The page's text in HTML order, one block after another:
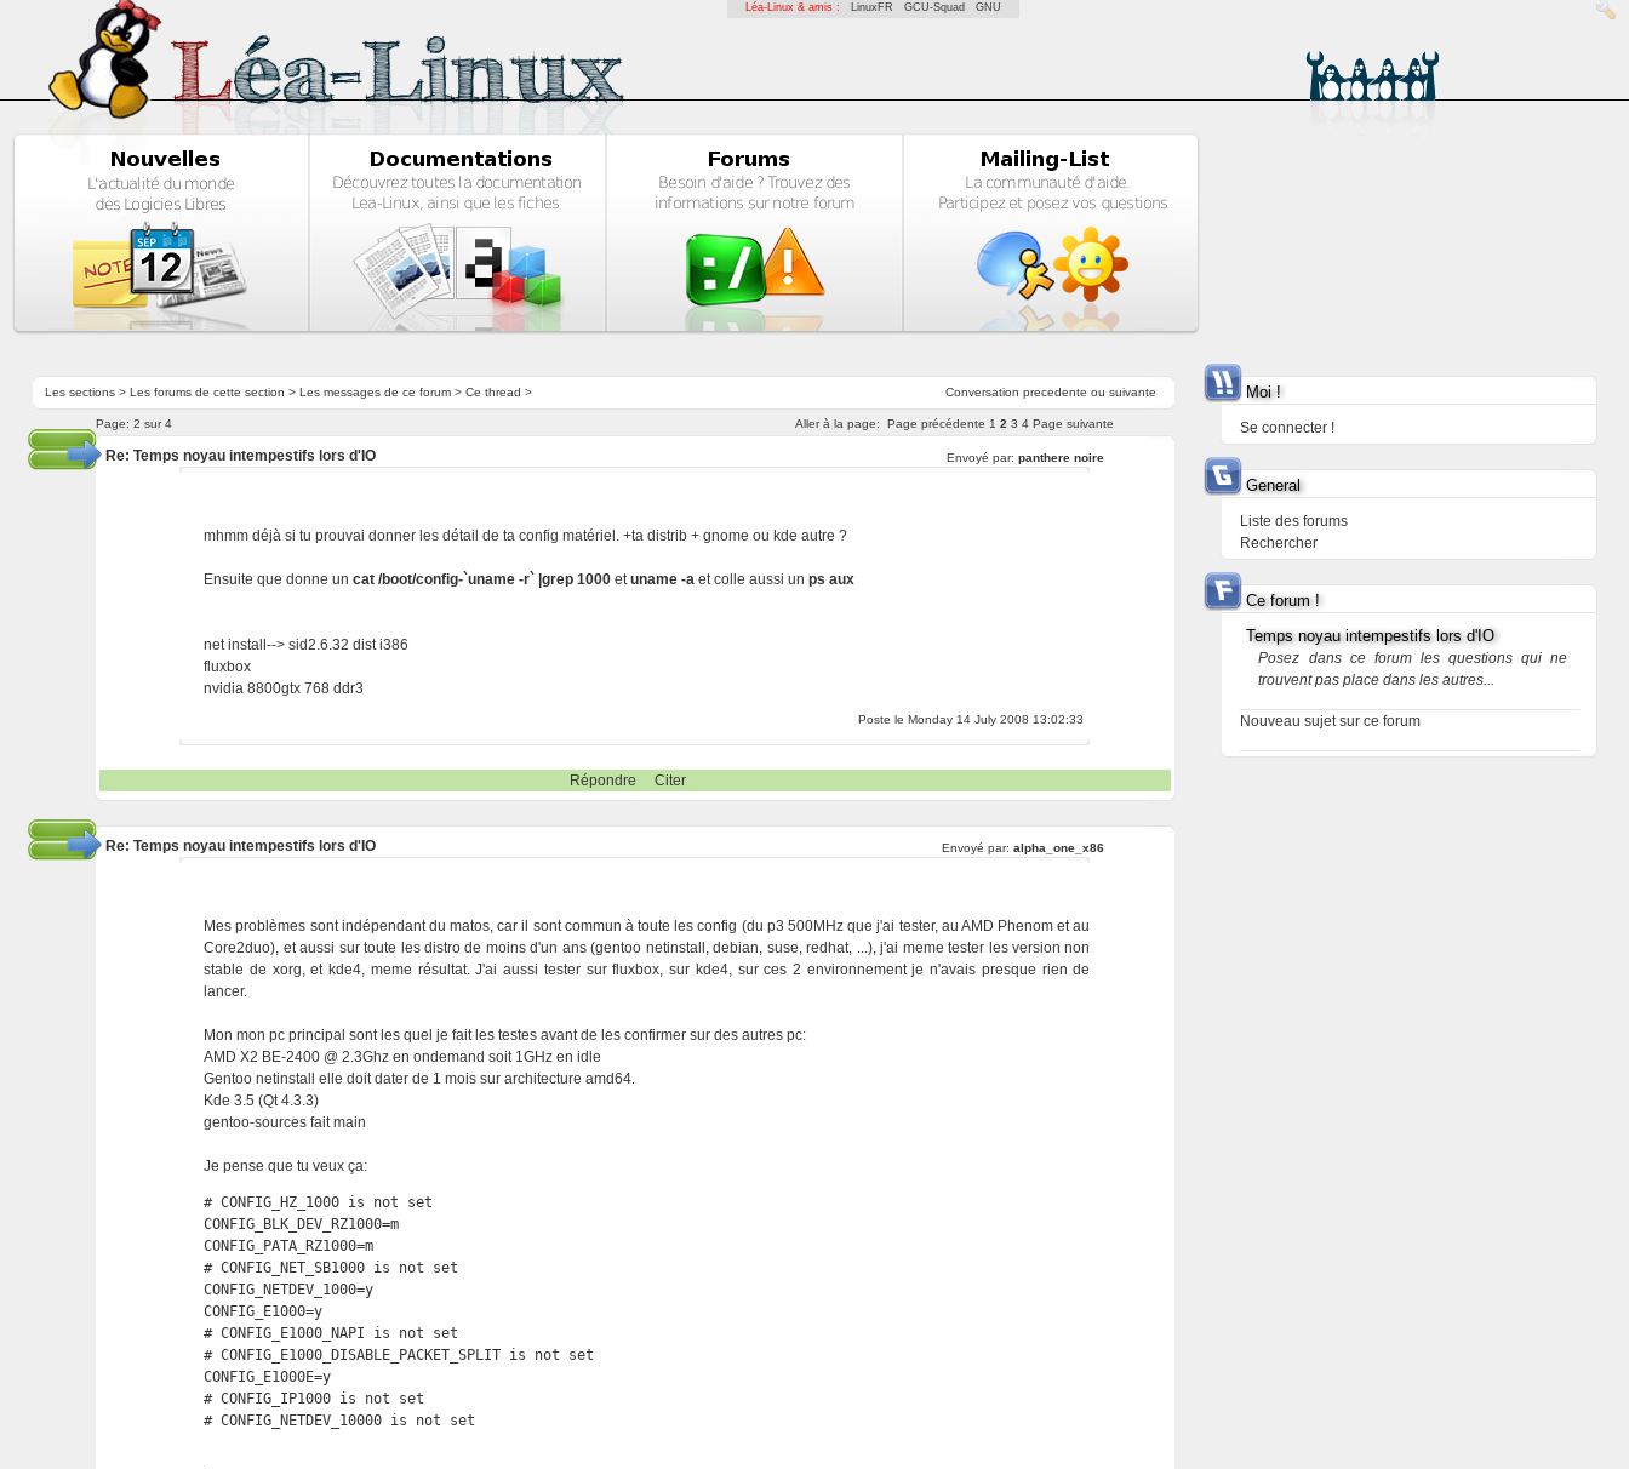
Léa-Linux & amis : LinuxFR GCU-Squad GNU
Conversation precedente ou suivante
Les sections> Les forums de cette section > Les messages de ce forum> Ce thread >
Aller à la page: Page précédente 1 2 3 4 Page suivante
Page: 2 sur 4
Re: Temps noyau intempestifs lors d'IO Envoyé par: panthere noire
mhmm déjà si tu prouvai donner les détail de ta config matériel. +ta distrib + gnome ou kde autre ?
Ensuite que donne uncat /boot/config-`uname -r` |grep 1000 etuname -a et colle aussi unps aux
net install--> sid2.6.32 dist i386
fluxbox
nvidia 8800gtx 768 ddr3
Poste le Monday 14 July 2008 13:02:33
Répondre Citer
Re: Temps noyau intempestifs lors d'IO Envoyé par: alpha_one_x86
Mes problèmes sont indépendant du matos, car il sont commun à toute les config (du p3 500MHz que j'ai tester, au AMD Phenom et au
Core2duo), et aussi sur toute les distro de moins d'un ans (gentoo netinstall, debian, suse, redhat, ...), j'ai meme tester les version non
stable de xorg, et kde4, meme résultat. J'ai aussi tester sur fluxbox, sur kde4, sur ces 2 environnement je n'avais presque rien de
lancer.
Mon mon pc principal sont les quel je fait les testes avant de les confirmer sur des autres pc:
AMD X2 BE-2400 @ 2.3Ghz en ondemand soit 1GHz en idle
Gentoo netinstall elle doit dater de 1 mois sur architecture amd64.
Kde 3.5 (Qt 4.3.3)
gentoo-sources fait main
Je pense que tu veux ça:
# CONFIG_HZ_1000 is not set
CONFIG_BLK_DEV_RZ1000=m
CONFIG_PATA_RZ1000=m
# CONFIG_NET_SB1000 is not set
CONFIG_NETDEV_1000=y
CONFIG_E1000=y
# CONFIG_E1000_NAPI is not set
# CONFIG_E1000_DISABLE_PACKET_SPLIT is not set
CONFIG_E1000E=y
# CONFIG_IP1000 is not set
# CONFIG_NETDEV_10000 is not set
Moi !
Se connecter !
General
Liste des forums
Rechercher
Ce forum !
Temps noyau intempestifs lors d'IO
Posez dans ce forum les questions qui ne
trouvent pas place dans les autres...
Nouveau sujet sur ce forum